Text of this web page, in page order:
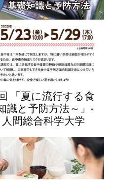
「夏に流行する食
識と予防方法～」-
間総合科学大学